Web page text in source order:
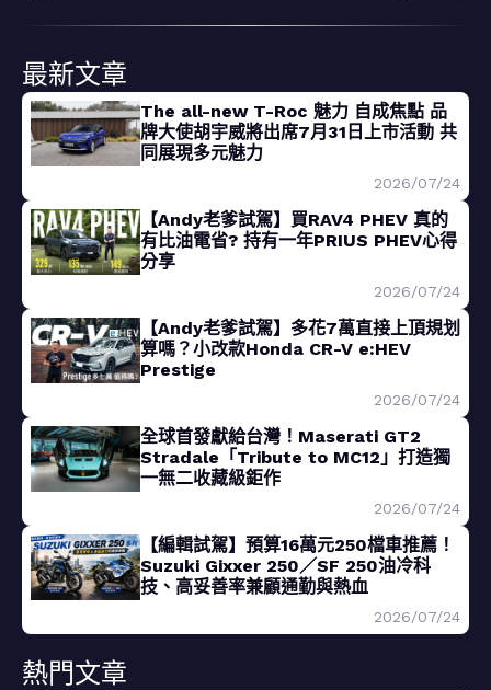
最新文章
The all-new T-Roc 魅力 自成焦點 品
牌大使胡宇威將出席7月31日上市活動 共
同展現多元魅力
2026/07/24
【Andy老爹試駕】買RAV4 PHEV 真的
有比油電省? 持有一年PRIUS PHEV心得
分享
2026/07/24
【Andy老爹試駕】多花7萬直接上頂規划
算嗎？小改款Honda CR-V e:HEV
Prestige
2026/07/24
全球首發獻給台灣！Maserati GT2
Stradale「Tribute to MC12」打造獨
一無二收藏級鉅作
2026/07/24
【編輯試駕】預算16萬元250檔車推薦！
Suzuki Gixxer 250／SF 250油冷科
技、高妥善率兼顧通勤與熱血
2026/07/24
熱門文章